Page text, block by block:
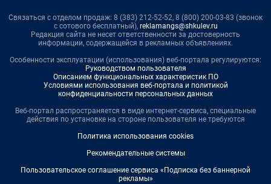
Связаться с отделом продаж: 8 (383) 212-52-52, 8 (800) 200-03-83 (звонок
с сотового бесплатный), reklamangs@shkulev.ru
Редакция сайта не несет ответственности за достоверность
информации, содержащейся в рекламных объявлениях.
Особенности эксплуатации (использования) веб-портала регулируются:
Руководством пользователя
Описанием функциональных характеристик ПО
Условиями использования веб-портала и политикой
конфиденциальности персональных данных
Веб-портал распространяется в виде интернет-сервиса, специальные
действия по установке на стороне пользователя не требуются
Политика использования cookies
Рекомендательные системы
Пользовательское соглашение сервиса «Подписка без баннерной
рекламы»